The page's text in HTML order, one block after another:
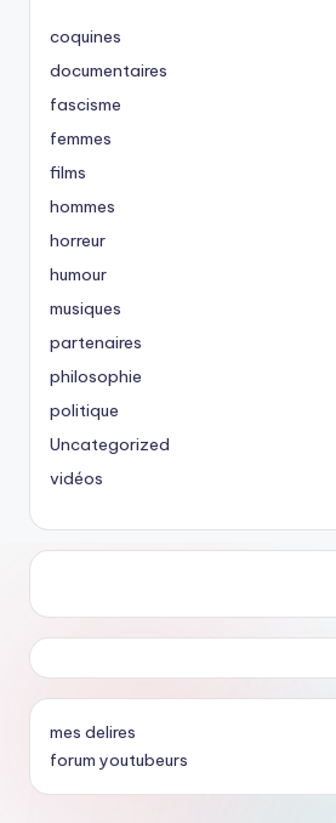
coquines
documentaires
fascisme
femmes
films
hommes
horreur
humour
musiques
partenaires
philosophie
politique
Uncategorized
vidéos
mes delires
forum youtubeurs